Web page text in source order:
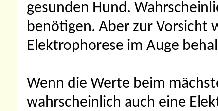
gesunden Hund.
benötigen. Aber zur Vorsicht
Elektrophorese im Auge
Wenn die Werte beim
wahrscheinlich auch eine